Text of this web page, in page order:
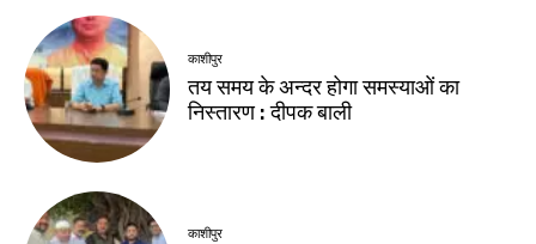
काशीपुर
तय समय के अन्दर होगा समस्याओं का
निस्तारण : दीपक बाली
काशीपुर